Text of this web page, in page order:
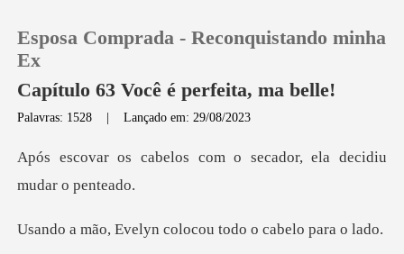
Loja
Histórico
Esposa Comprada - Reconquistando minha
Ex
Capítulo 63 Você é perfeita, ma belle!
Palavras: 1528 |Lançado em: 29/08/2023
com o secador, ela dec
yn colocou todo o